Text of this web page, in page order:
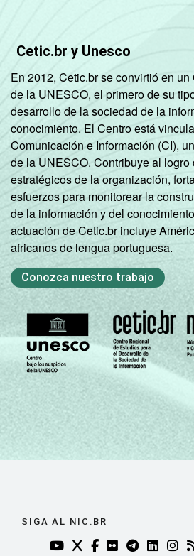
Cetic.br y Unesco
En 2012, Cetic.br se convirtió en
de la UNESCO, el primero de su
desarrollo de la sociedad de la
conocimiento. El Centro está
Comunicación e Información (CI),
de la UNESCO. Contribuye al
estratégicos de la organización,
esfuerzos para monitorear la
de la información y del
actuación de Cetic.br incluye
africanos de lengua portuguesa.
Conozca nuestro trabajo
SIGA AL NIC.BR
YOUTUBE DO NIC.BR
TWITTER DO NIC.BR
FACEBOOK DO
FLICKR DO
TELEGRAM